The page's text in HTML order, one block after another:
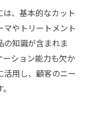
、基本的なカット
やトリートメント
知識が含まれま
ション能力も欠か
用し、顧客のニー